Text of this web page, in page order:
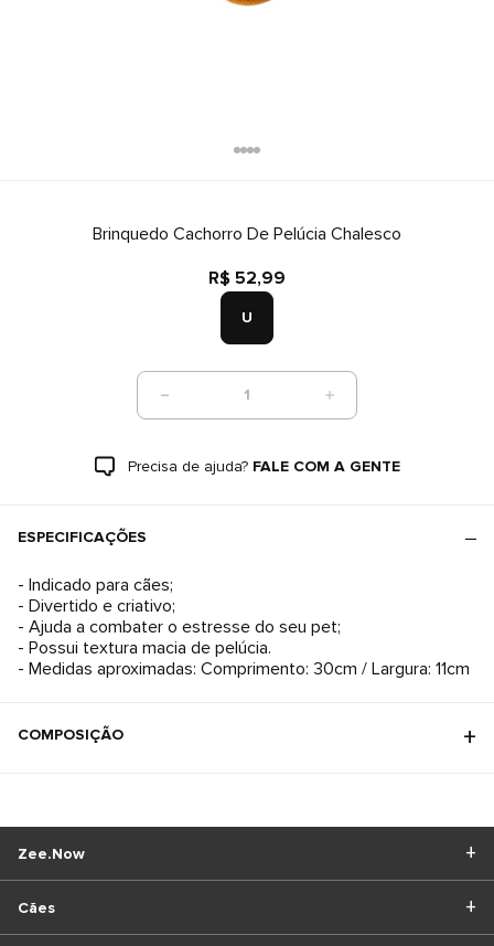
Brinquedo Cachorro De Pelúcia Chalesco
R$ 52,99
U
1
Precisa de ajuda? FALE COM A GENTE
ESPECIFICAÇÕES
- Indicado para cães;
- Divertido e criativo;
- Ajuda a combater o estresse do seu pet;
- Possui textura macia de pelúcia.
- Medidas aproximadas: Comprimento: 30cm / Largura: 11cm
COMPOSIÇÃO
Cães
Zee.Now